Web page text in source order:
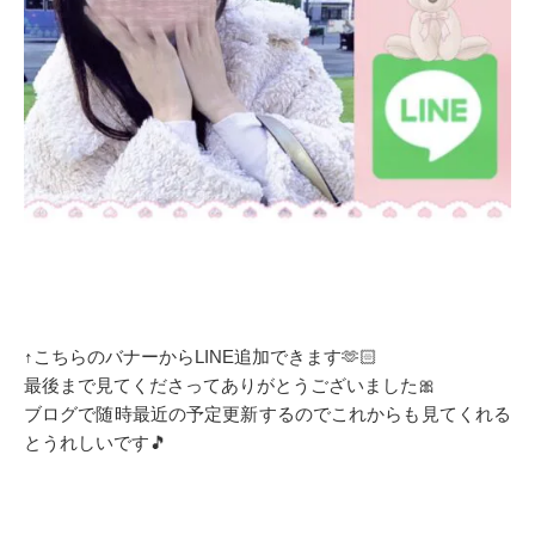
↑こちらのバナーからLINE追加できます🫶🏻
最後まで見てくださってありがとうございました🎀
ブログで随時最近の予定更新するのでこれからも見てくれる
とうれしいです🎵